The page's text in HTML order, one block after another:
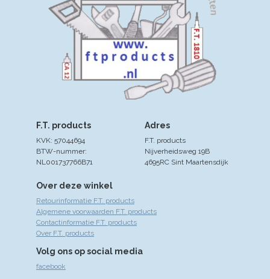
Over deze winkel
Retourinformatie F.T. products
Algemene voorwaarden F.T. products
Contactinformatie F.T. products
Over F.T. products
Volg ons op social media
facebook
Adres
F.T. products
Nijverheidsweg 19B
4695RC Sint Maartensdijk
F.T. products
KVK: 57044694
BTW-nummer:
NL001737766B71